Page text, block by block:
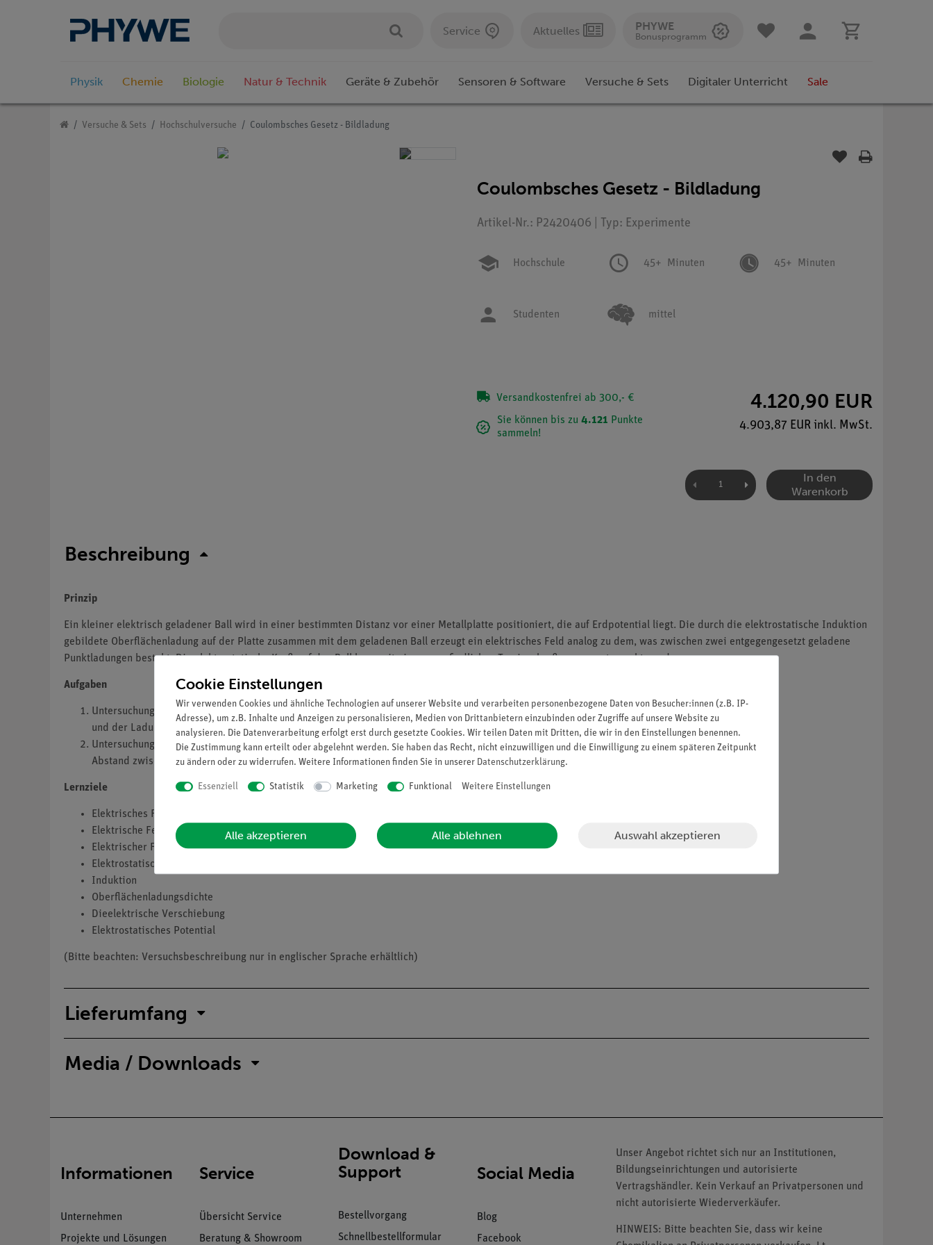
Service Aktuelles PHYWE
Bonusprogramm
Physik Chemie Biologie Natur & Technik Geräte & Zubehör Sensoren & Software Versuche & Sets Digitaler Unterricht Sale
Versuche & Sets Hochschulversuche Coulombsches Gesetz - Bildladung
Coulombsches Gesetz - Bildladung
Artikel-Nr.: P2420406 | Typ: Experimente
Hochschule 45+ Minuten 45+ Minuten
Studenten mittel
Versandkostenfrei ab 300,- €
Sie können bis zu 4.121 Punkte
sammeln!
4.120,90 EUR
4.903,87 EUR inkl. MwSt.
In den
Warenkorb
Beschreibung
Prinzip
Ein kleiner elektrisch geladener Ball wird in einer bestimmten Distanz vor einer Metallplatte positioniert, die auf Erdpotential liegt. Die durch die elektrostatische Induktion
gebildete Oberflächenladung auf der Platte zusammen mit dem geladenen Ball erzeugt ein elektrisches Feld analog zu dem, was zwischen zwei entgegengesetzt geladene
Punktladungen besteht. Die elektrostatische Kraft auf den Ball kann mit einem empfindlichen Torsionskraftmesser untersucht werden.
Aufgaben
Untersuchung des Verhältnisses zwischen der aktiven Kraft
und der Ladung des Balles.
Untersuchung des Verhältnisses zwischen der Kraft und dem
Abstand zwischen Ball und Metallplatte.
Lernziele
Elektrisches Feld
Elektrische Feldstärke
Elektrischer Fluss
Elektrostatische
Induktion
Oberflächenladungsdichte
Dieelektrische Verschiebung
Elektrostatisches Potential
(Bitte beachten: Versuchsbeschreibung nur in englischer Sprache erhältlich)
Lieferumfang
Media / Downloads
Informationen
Unternehmen
Projekte und Lösungen
Service
Übersicht Service
Beratung & Showroom
Download &
Support
Bestellvorgang
Schnellbestellformular
Social Media
Blog
Facebook
Unser Angebot richtet sich nur an Institutionen,
Bildungseinrichtungen und autorisierte
Vertragshändler. Kein Verkauf an Privatpersonen und
nicht autorisierte Wiederverkäufer.
HINWEIS: Bitte beachten Sie, dass wir keine
Cookie Einstellungen
Wir verwenden Cookies und ähnliche Technologien auf unserer Website und verarbeiten personenbezogene Daten von Besucher:innen (z.B. IP-
Adresse), um z.B. Inhalte und Anzeigen zu personalisieren, Medien von Drittanbietern einzubinden oder Zugriffe auf unsere Website zu
analysieren. Die Datenverarbeitung erfolgt erst durch gesetzte Cookies. Wir teilen Daten mit Dritten, die wir in den Einstellungen benennen.
Die Zustimmung kann erteilt oder abgelehnt werden. Sie haben das Recht, nicht einzuwilligen und die Einwilligung zu einem späteren Zeitpunkt
zu ändern oder zu widerrufen. Weitere Informationen finden Sie in unserer Daten­schutz­erklärung.
Essenziell Statistik Marketing Funktional Weitere Einstellungen
Alle akzeptieren Alle ablehnen Auswahl akzeptieren